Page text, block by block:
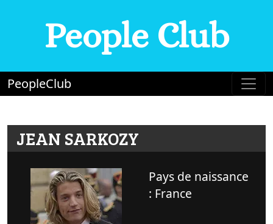
People Club
PeopleClub
JEAN SARKOZY
Pays de naissance
: France